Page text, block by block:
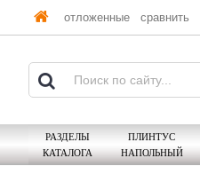
отложенные сравнить
РАЗДЕЛЫ
КАТАЛОГА
ПЛИНТУС
НАПОЛЬНЫЙ